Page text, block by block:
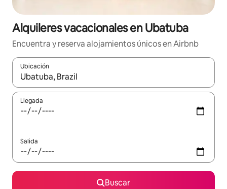
Alquileres vacacionales en Ubatuba
Encuentra y reserva alojamientos únicos en Airbnb
Ubicación
Cuando los resultados estén disponibles, navega con las
Llegada
Salida
Buscar